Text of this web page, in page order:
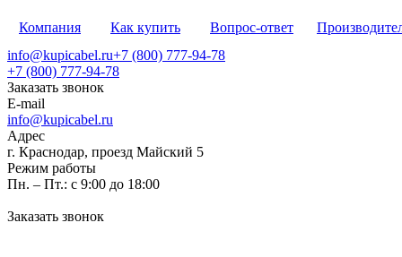
Компания Как купить Вопрос-ответ
info@kupicabel.ru+7 (800) 777-94-78
+7 (800) 777-94-78
Заказать звонок
E-mail
info@kupicabel.ru
Адрес
г. Краснодар, проезд Майский 5
Режим работы
Пн. – Пт.: с 9:00 до 18:00
Заказать звонок